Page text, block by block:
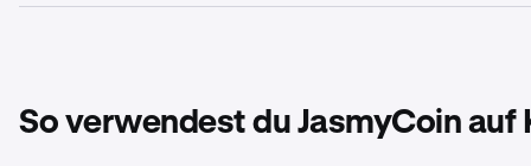
So verwendest du JasmyCoin auf